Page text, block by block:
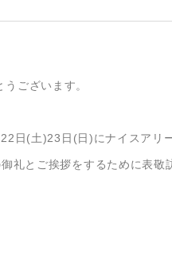
ございます。
日(土)23日(日)にナイスア
礼とご挨拶をするために表敬